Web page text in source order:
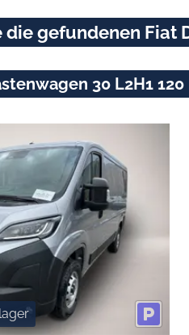
die gefundenen Fiat
30 L2H1